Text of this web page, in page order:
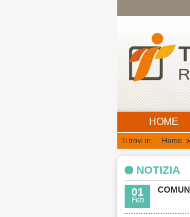
HOME
Ti trovi in: Home
NOTIZIA
01
Feb